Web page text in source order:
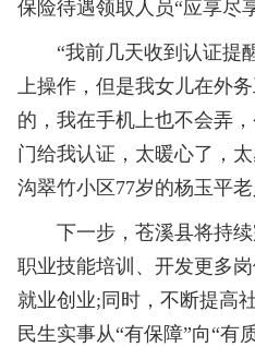
保险待遇领取人员“应享尽享
“我前几天收到认证提
上操作，但是我女儿在外
的，我在手机上也不会弄
门给我认证，太暖心了，
沟翠竹小区77岁的杨玉平老
下一步，苍溪县将持续
职业技能培训、开发更多
就业创业;同时，不断提高
民生实事从“有保障”向“有